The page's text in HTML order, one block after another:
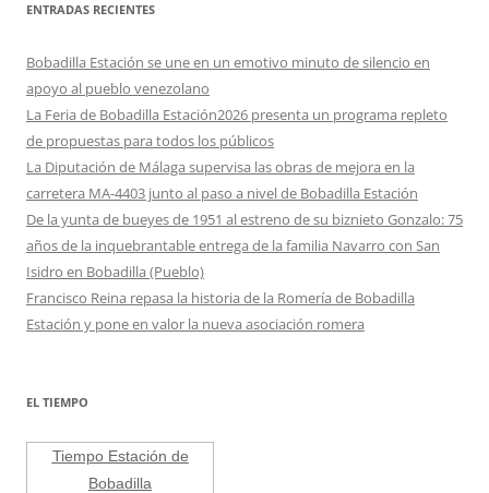
ENTRADAS RECIENTES
Bobadilla Estación se une en un emotivo minuto de silencio en
apoyo al pueblo venezolano
La Feria de Bobadilla Estación2026 presenta un programa repleto
de propuestas para todos los públicos
La Diputación de Málaga supervisa las obras de mejora en la
carretera MA-4403 junto al paso a nivel de Bobadilla Estación
De la yunta de bueyes de 1951 al estreno de su biznieto Gonzalo: 75
años de la inquebrantable entrega de la familia Navarro con San
Isidro en Bobadilla (Pueblo)
Francisco Reina repasa la historia de la Romería de Bobadilla
Estación y pone en valor la nueva asociación romera
EL TIEMPO
Tiempo Estación de
Bobadilla